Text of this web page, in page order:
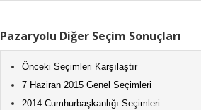
Pazaryolu Diğer Seçim Sonuçları
Önceki Seçimleri Karşılaştır
7 Haziran 2015 Genel Seçimleri
2014 Cumhurbaşkanlığı Seçimleri